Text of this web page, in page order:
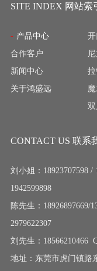
SITE INDEX 网站索引
产品中心
合作客户
新闻中心
关于鸿盛远
CONTACT US 联系
刘小姐：18923707598 /
1942599898
陈先生：18926897669/
2979622307
刘先生：18566210466
地址：东莞市虎门镇路